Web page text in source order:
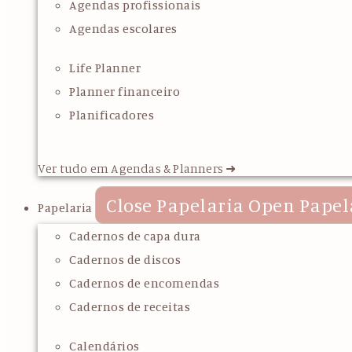
Agendas profissionais
Agendas escolares
Life Planner
Planner financeiro
Planificadores
Ver tudo em Agendas & Planners ➜
Papelaria Close Papelaria Open
Cadernos de capa dura
Cadernos de discos
Cadernos de encomendas
Cadernos de receitas
Calendários